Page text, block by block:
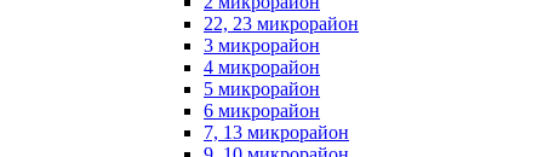
22, 23 микрорайон
3 микрорайон
4 микрорайон
5 микрорайон
6 микрорайон
7, 13 микрорайон